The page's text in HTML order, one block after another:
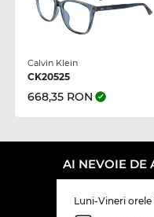
Calvin Klein
CK20525
668,35 RON
AI NEVOIE DE
Luni-Vineri orele